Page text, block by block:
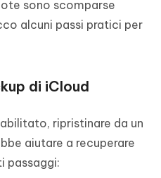
sono scomparse
alcuni passi pratici per
di iCloud
ripristinare da un
aiutare a recuperare
passaggi: